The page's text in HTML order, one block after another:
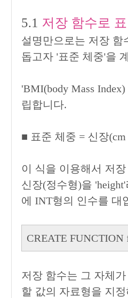
5.1 저장 함수로
설명만으로는 저장 함
돕고자 '표준 체중'을
'BMI(body Mass
립합니다.
■ 표준 체중 = 신장
이 식을 이용해서 저
신장(정수형)을
에 INT형의 인수를 대
CREATE FUNCTION
저장 함수는 그 자체
할 값의 자료형을 지